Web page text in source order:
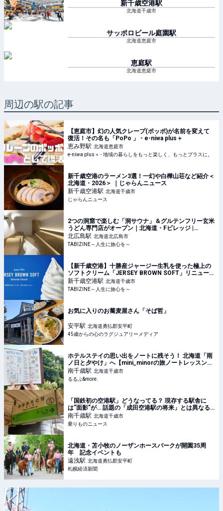
新千歳空港駅
北海道千歳市
サッポロビール庭園駅
北海道恵庭市
恵庭駅
北海道恵庭市
周辺の駅の記事
【恵庭市】幻の人気クレープ(ポッポ)が名前を変えて
復活！その名も「PoPo 」 - e-niwa plus＋
恵み野駅 北海道恵庭市
e-niwa plus＋ - 地域の暮らしをもっと楽しく、もっとプラスに。
新千歳空港のラーメン3選！一幻や白樺山荘など紹介＜
北海道・2026＞ ｜じゃらんニュース
新千歳空港駅 北海道千歳市
じゃらんニュース
2つの洞窟で楽しむ「洞サウナ」＆グルテンフリー玄米
うどん専門店がオープン｜北海道・Fビレッジ |
TABIZINE～人生に旅心を～
北広島駅 北海道北広島市
TABIZINE～人生に旅心を～
【新千歳空港】十勝産ジャージー生乳を使った極上の
ソフトクリーム「JERSEY BROWN SOFT」リニューア
ルオープン | TABIZINE～人生に旅心を～
新千歳空港駅 北海道千歳市
TABIZINE～人生に旅心を～
お気に入りのお蕎麦屋さん「そば哲」
安平駅 北海道勇払郡安平町
45歳からの心のラグジュアリーメディア
ホテルステイの思い出をノートに残そう！ 北海道「雨
ノ日と夕やけ」へ【mini_minorの旅ノートレッスン
vol.8】｜るるぶ&more.
南千歳駅 北海道千歳市
るるぶ&more.
「国鉄初の空港駅」どうなってる？ 現存する駅舎に
は”面影”が… 話題の「成田空港駅の将来」とは異なる
現在 | 乗りものニュース
南千歳駅 北海道千歳市
乗りものニュース
北海道・苫小牧のノーザンホースパークが開園35周
年 記念イベントも
遠浅駅 北海道勇払郡安平町
札幌経済新聞